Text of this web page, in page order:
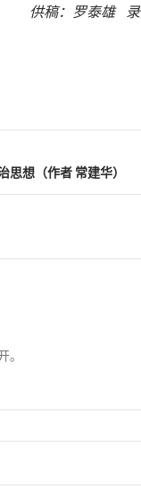
供稿：罗泰雄
思想（作者 常建华）
。